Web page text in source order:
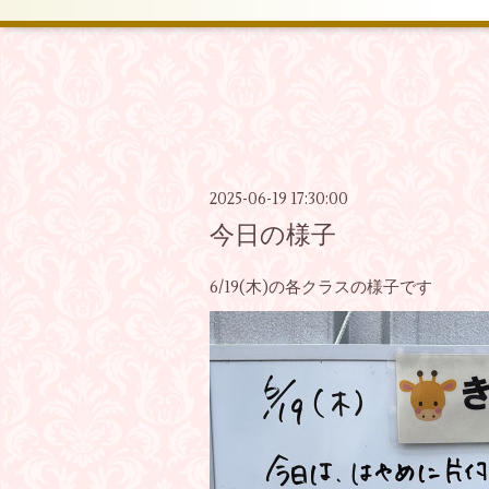
2025-06-19 17:30:00
今日の様子
6/19(木)の各クラスの様子です